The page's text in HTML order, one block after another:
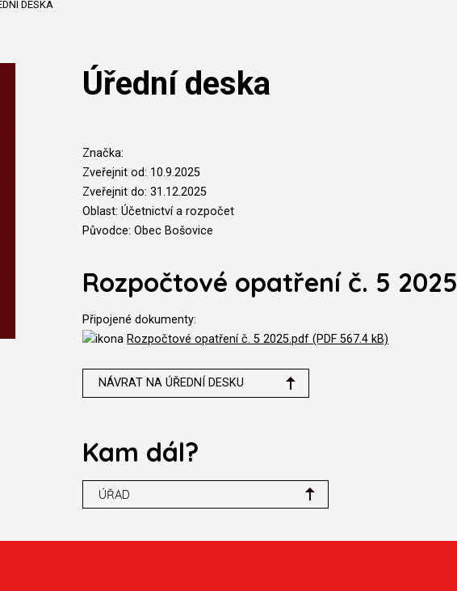
DESKA
Úřední deska
Značka:
Zveřejnit od: 10.9.2025
Zveřejnit do: 31.12.2025
Oblast: Účetnictví a rozpočet
Původce: Obec Bošovice
Rozpočtové opatření č. 5 2025
Připojené dokumenty:
Rozpočtové opatření č. 5 2025.pdf (PDF 567.4 kB)
NÁVRAT NA ÚŘEDNÍ DESKU
Kam dál?
ÚŘAD